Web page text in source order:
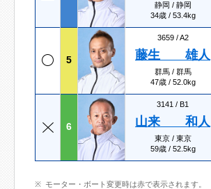
静岡 / 静岡
34歳 / 53.4kg
5
3659 /A2
藤生 雄人
群馬 / 群馬
47歳 / 52.0kg
6
3141 / B1
山来 和人
東京 / 東京
59歳 / 52.5kg
モーター・ボート変更時は赤で表示されます。